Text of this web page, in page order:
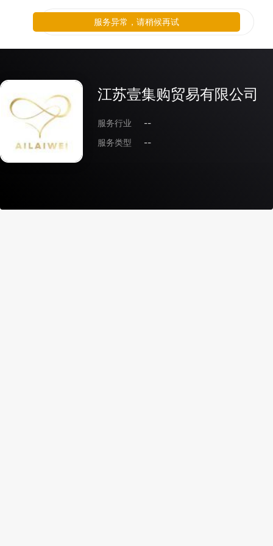
江苏壹集购贸易有限公司
服务行业
--
服务类型
--
服务异常，请稍候再试